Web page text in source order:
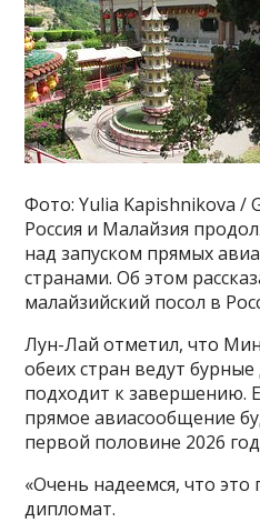
Фото: Yulia Kapishnikova /
Россия и Малайзия
над запуском прямых
странами. Об этом
малайзийский посол в
Лун-Лай отметил, что
обеих стран ведут бурные
подходит к завершению.
прямое авиасообщение
первой половине 2026
«Очень надеемся, что это
дипломат.